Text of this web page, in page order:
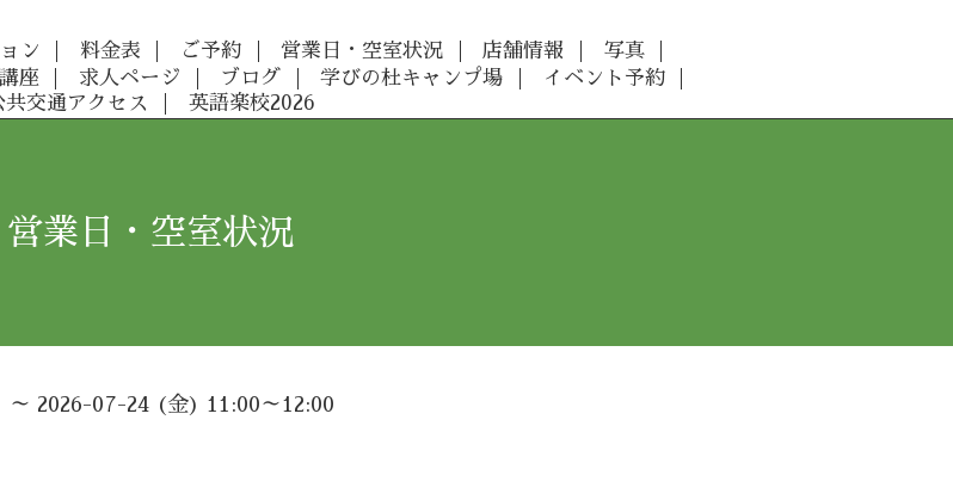
ン 料金表 ご予約 営業日・空室状況 店舗情報
写真
座 求人ページ ブログ 学びの杜キャンプ場
イベント予約
共交通アクセス
英語楽校2026
営業日・空室状況
2026-07-24 (金) 11:00～12:00